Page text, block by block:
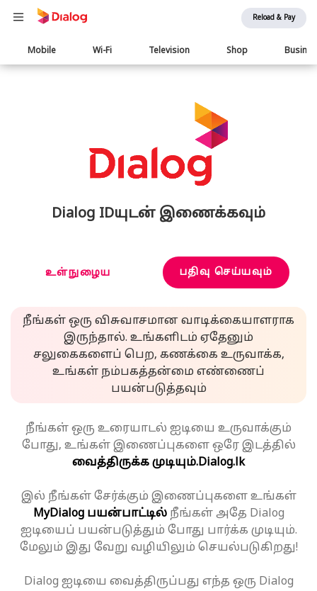
Reload & Pay
Main
navigation
Mobile Wi-Fi Television Shop
Dialog IDயுடன் இணைக்கவும்
உள்நுழைய பதிவு செய்யவும்
நீங்கள் ஒரு விசுவாசமான வாடிக்கையாளராக
இருந்தால். உங்களிடம் ஏதேனும்
சலுகைகளைப் பெற, கணக்கை உருவாக்க,
உங்கள் நம்பகத்தன்மை எண்ணைப்
பயன்படுத்தவும்
நீங்கள் ஒரு உரையாடல் ஐடியை உருவாக்கும்
போது, உங்கள் இணைப்புகளை ஒரே இடத்தில்
வைத்திருக்க முடியும்.Dialog.lk
இல் நீங்கள் சேர்க்கும் இணைப்புகளை உங்கள்
MyDialog பயன்பாட்டில்நீங்கள் அதே Dialog
ஐடியைப் பயன்படுத்தும் போது பார்க்க முடியும்.
மேலும் இது வேறு வழியிலும் செயல்படுகிறது!
Dialog ஐடியை வைத்திருப்பது எந்த ஒரு Dialog